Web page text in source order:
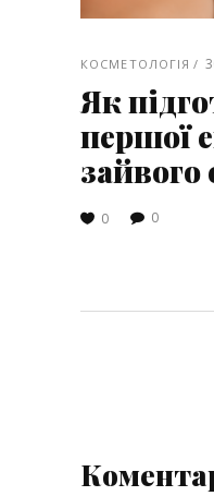
КОСМЕТОЛОГІЯ
Як
першої
зайвого
0 0